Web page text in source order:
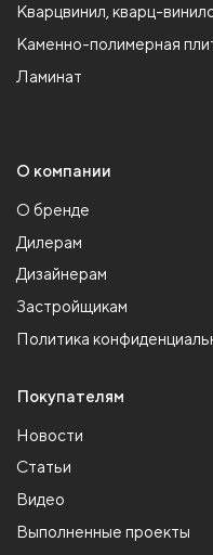
Кварцвинил, кварц-
Каменно-полимерная
Ламинат
О компании
О бренде
Дилерам
Дизайнерам
Застройщикам
Политика
Покупателям
Новости
Статьи
Видео
Выполненные проекты